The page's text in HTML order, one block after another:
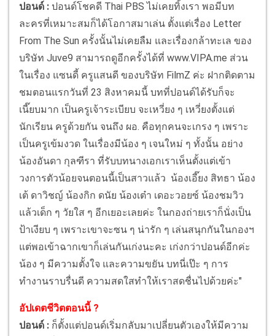
ปอนด์ : ปอนด์โชคดี Thai PBS ไม่เคยทิ้งเรา พอมีบท
ละครที่เหมาะสมก็ได้โอกาสมาเล่น ตั้งแต่เรื่อง Letter
From The Sun ครั้งนั้นไม่เคยลืม และเรื่องกล้าทะเล ของ
บริษัท Juve9 สามารถดูอีกครั้งได้ที่ www.VIPA.me ส่วน
ในเรื่อง แซนดี้ ครูแสนดี ของบริษัท FilmZ ค่ะ ฝากติดตาม
ชมตอนแรกวันที่ 23 สิงหาคมนี้ บทที่ปอนด์ได้รับก็จะ
เนี๊ยบมาก เป็นครูเจ้าระเบียบ จะเหวี่ยง ๆ เหวี่ยงตั้งแต่
นักเรียน ครูด้วยกัน จนถึง ผอ. คือทุกคนจะเกรง ๆ เพราะ
เป็นครูเข้มงวด ในเรื่องมีน้อง ๆ เจนใหม่ ๆ ทั้งนั้น อย่าง
น้องอันดา กุลฑีรา ที่รับบทนางเอกเราเห็นตั้งแต่เข้า
วงการตัวน้อยจนตอนนี้เป็นสาวแล้ว น้องเอี๊ยง สิทธา น้อง
เต้ ดาวิชญ์ น้องกิก ดนัย น้องเต๋า เดอะวอยซ์ น้องชมวิว
แล้วเด็ก ๆ วัยใส ๆ อีกเยอะเลยค่ะ ในกองถ่ายเราก็นั่งเป็น
ป้าเงียบ ๆ เพราะเขาจะซน ๆ น่ารัก ๆ เล่นสนุกกันในกองฯ
แต่พอเข้าฉากเขาก็เล่นกันเก่งนะคะ เก่งกว่าปอนด์อีกค่ะ
น้อง ๆ มีความตั้งใจ และความขยัน บทนี่เป๊ะ ๆ การ
ทำงานราบรื่นดี ความสดใสทำให้เราสดชื่นไปด้วยค่ะ"
อัปเดตชีวิตตอนนี้ ?
ปอนด์ : ก็ตั้งแต่ปอนด์เริ่มกลับมาเปลี่ยนตัวเองให้มีความ